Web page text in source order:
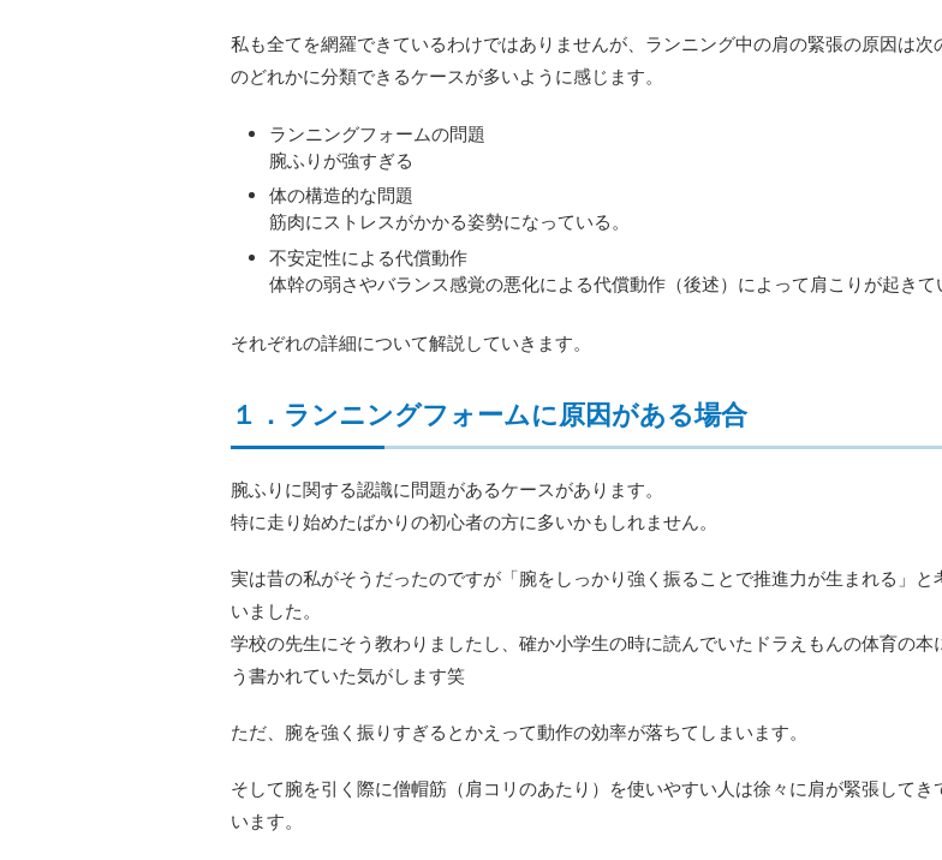
私も全てを網羅できているわけではありませんが、ランニング中の肩の緊張の原因は次
のどれかに分類できるケースが多いように感じます。
ランニングフォームの問題
腕ふりが強すぎる
体の構造的な問題
筋肉にストレスがかかる姿勢になっている。
不安定性による代償動作
体幹の弱さやバランス感覚の悪化による代償動作（後述）によって肩こりが起きて
それぞれの詳細について解説していきます。
１．ランニングフォームに原因がある場合
腕ふりに関する認識に問題があるケースがあります。
特に走り始めたばかりの初心者の方に多いかもしれません。
実は昔の私がそうだったのですが「腕をしっかり強く振ることで推進力が生まれる」と
いました。
学校の先生にそう教わりましたし、確か小学生の時に読んでいたドラえもんの体育の本
う書かれていた気がします笑
ただ、腕を強く振りすぎるとかえって動作の効率が落ちてしまいます。
そして腕を引く際に僧帽筋（肩コリのあたり）を使いやすい人は徐々に肩が緊張してき
います。